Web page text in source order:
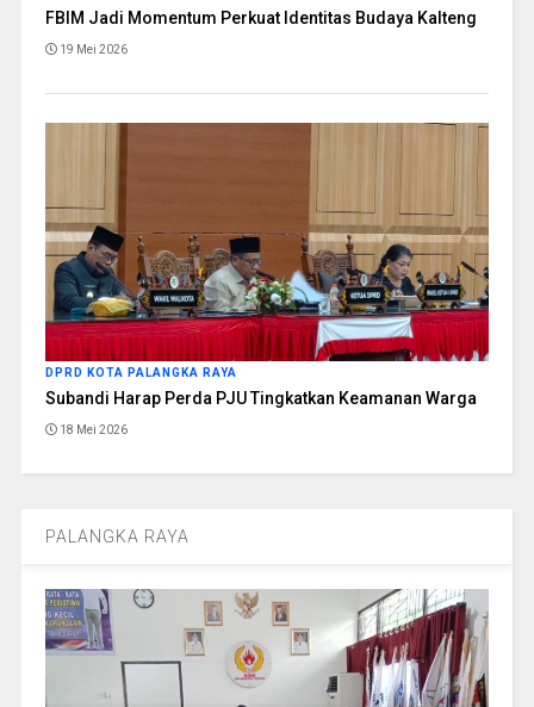
FBIM Jadi Momentum Perkuat Identitas Budaya Kalteng
19 Mei 2026
DPRD KOTA PALANGKA RAYA
Subandi Harap Perda PJU Tingkatkan Keamanan Warga
18 Mei 2026
PALANGKA RAYA